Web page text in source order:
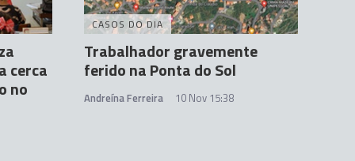
cerca
no
CASOS DO DIA
Trabalhador gravemente
ferido na Ponta do Sol
Andreína Ferreira 10 Nov 15:38